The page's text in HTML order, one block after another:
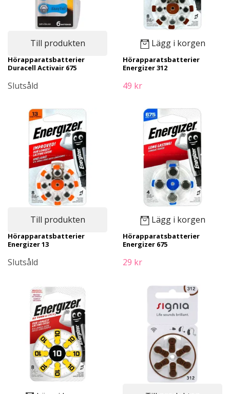
Till produkten
Hörapparatsbatterier
Duracell Activair 675
Slutsåld
Lägg i korgen
Hörapparatsbatterier
Energizer 312
49 kr
Till produkten
Hörapparatsbatterier
Energizer 13
Slutsåld
Lägg i korgen
Hörapparatsbatterier
Energizer 675
29 kr